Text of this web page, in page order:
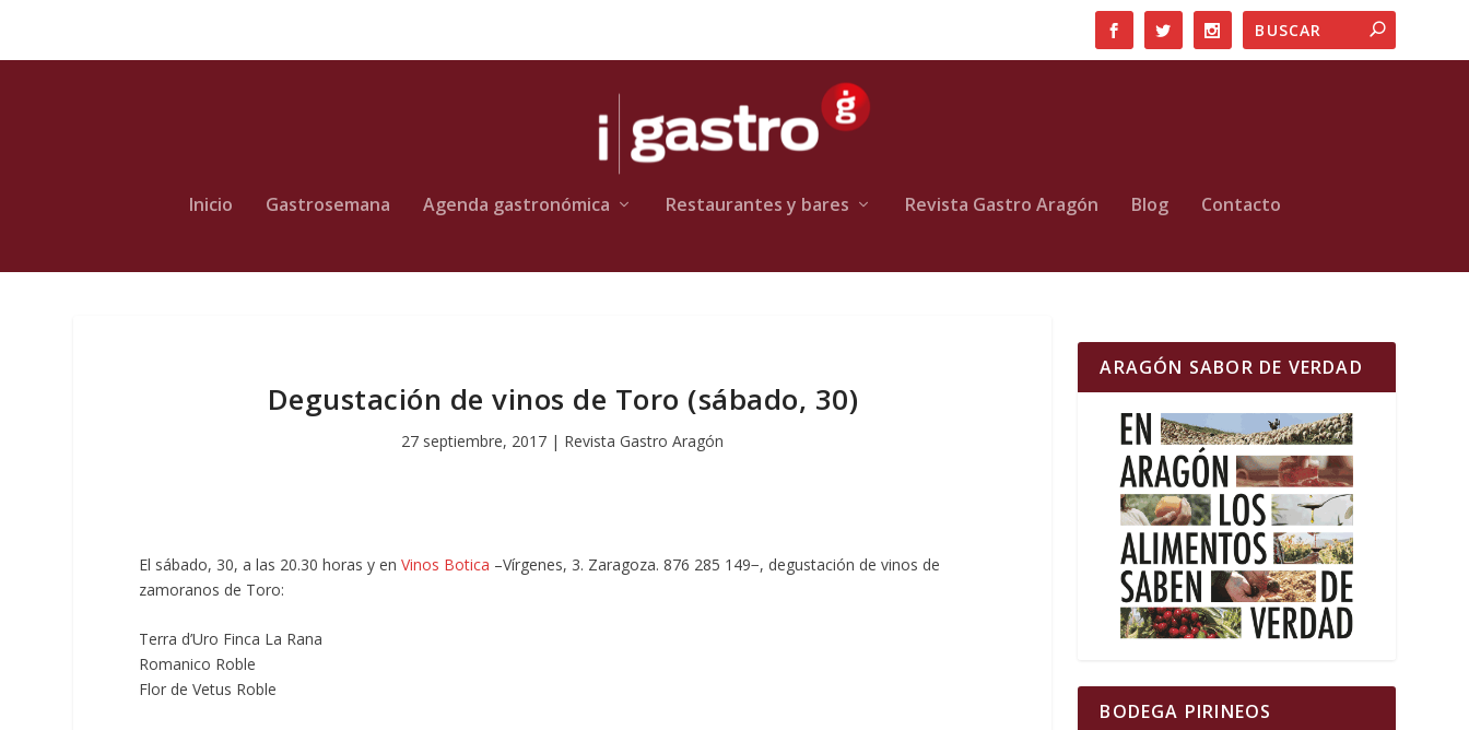
Inicio Gastrosemana Agenda gastronómica Restaurantes y bares Revista Gastro Aragón Blog Contacto
Degustación de vinos de Toro (sábado, 30)
27 septiembre, 2017 | Revista Gastro Aragón
El sábado, 30, a las 20.30 horas y enVinos Botica –Vírgenes, 3. Zaragoza. 876 285 149−, degustación de vinos de
zamoranos de Toro:
Terra d’Uro Finca La Rana
Romanico Roble
Flor de Vetus Roble
ARAGÓN SABOR DE VERDAD
BODEGA PIRINEOS